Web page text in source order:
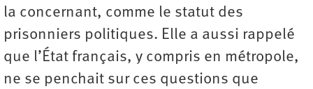
la concernant, comme le statut des
prisonniers politiques. Elle a aussi rappelé
que l’État français, y compris en métropole,
ne se penchait sur ces questions que